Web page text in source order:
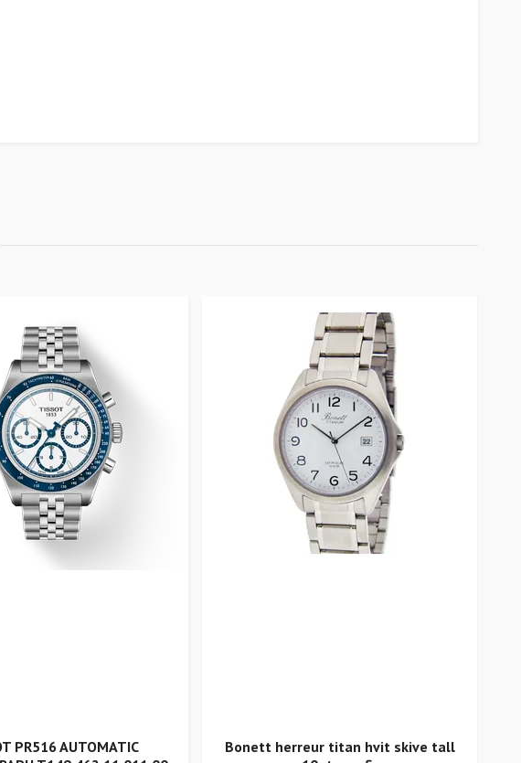
PR516 AUTOMATIC
Bonett herreur titan hvit skive tall